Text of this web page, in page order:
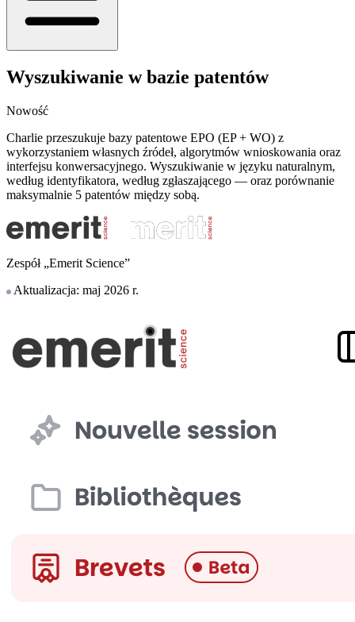
Wyszukiwanie w bazie patentów
Nowość
Charlie przeszukuje bazy patentowe EPO (EP + WO) z
wykorzystaniem własnych źródeł, algorytmów wnioskowania oraz
interfejsu konwersacyjnego. Wyszukiwanie w języku naturalnym,
według identyfikatora, według zgłaszającego — oraz porównanie
maksymalnie 5 patentów między sobą.
Zespół „Emerit Science”
Aktualizacja: maj 2026 r.